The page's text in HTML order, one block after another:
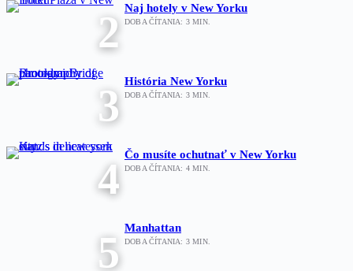
2 Naj hotely v New Yorku
DOBA ČÍTANIA: 3 MIN.
3 História New Yorku
DOBA ČÍTANIA: 3 MIN.
4 Čo musíte ochutnať v New Yorku
DOBA ČÍTANIA: 4 MIN.
5 Manhattan
DOBA ČÍTANIA: 3 MIN.